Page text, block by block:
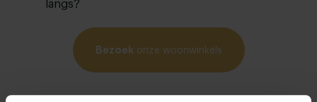
langs?
Bezoek onze woonwinkels